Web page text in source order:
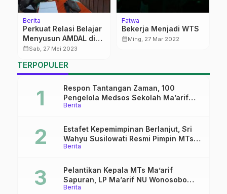
Berita
Perkuat Relasi Belajar
Menyusun AMDAL di
DLH Pati
calendar_monthSab, 27 Mei 2023
Fatwa
Bekerja Menjadi WTS
calendar_monthMing, 27 Mar 2022
TERPOPULER
Berita
Respon Tantangan Zaman, 100
Pengelola Medsos Sekolah Ma’arif
Pekalongan Ikuti Pelatihan Literasi
Berita
Estafet Kepemimpinan Berlanjut, Sri
Wahyu Susilowati Resmi Pimpin MTs
Ma’arif Sapuran
Berita
Pelantikan Kepala MTs Ma’arif
Sapuran, LP Ma’arif NU Wonosobo
Tekankan Lima Amanah